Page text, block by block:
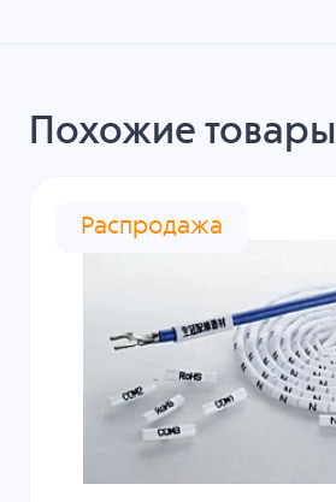
Похожие товары
Распродажа